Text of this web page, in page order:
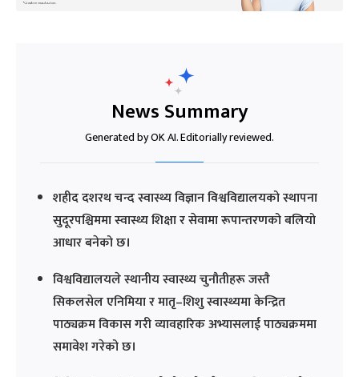
News Summary
Generated by OK AI. Editorially reviewed.
शहीद दशरथ चन्द स्वास्थ्य विज्ञान विश्वविद्यालयको स्थापना
सुदूरपश्चिममा स्वास्थ्य शिक्षा र सेवामा रूपान्तरणको बलियो
आधार बनेको छ।
विश्वविद्यालयले स्थानीय स्वास्थ्य चुनौतीहरू जस्तै
सिकलसेल एनिमिया र मातृ–शिशु स्वास्थ्यमा केन्द्रित
पाठ्यक्रम विकास गरी व्यावहारिक अभ्यासलाई पाठ्यक्रममा
समावेश गरेको छ।